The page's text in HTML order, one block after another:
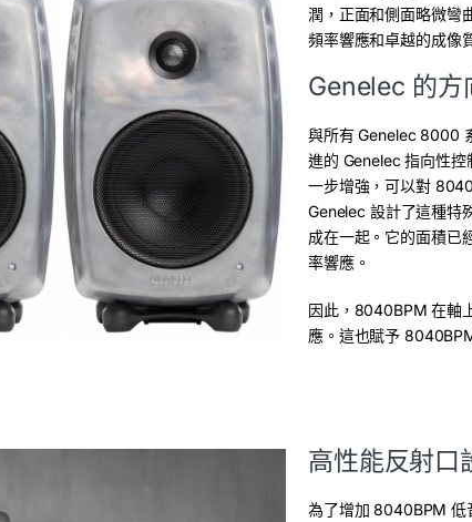
潤，正面和側面略微彎
頻率響應和卓越的成像
Genelec 的方
與所有 Genelec 8000
進的 Genelec 指向性
一步增強，可以對
Genelec 設計了這種特
成在一起。它的面積已
率響應。
因此，8040BPM 在軸
應。這也賦予
高性能反射口
為了增加 8040BPM 低